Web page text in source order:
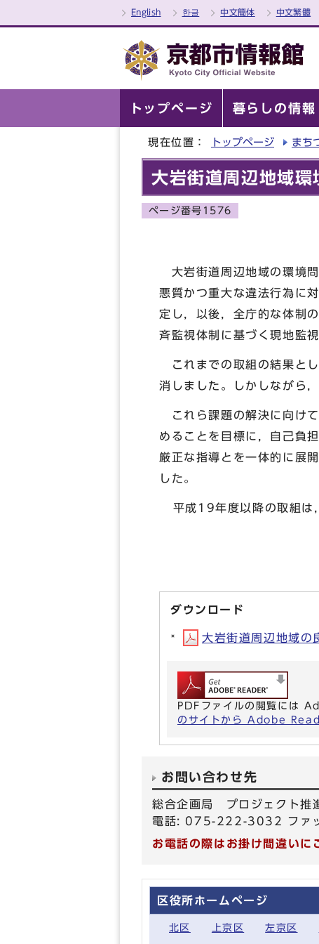
English 한글 中文簡体 中文繁體
トップページ 暮らしの情報
現在位置： トップページ まち
大岩街道周辺地域環
ページ番号1576
大岩街道周辺地域の環境
悪質かつ重大な違法行為に
定し，以後，全庁的な体制
斉監視体制に基づく現地監
これまでの取組の結果と
消しました。しかしながら
これら課題の解決に向け
めることを目標に，自己負
厳正な指導とを一体的に展
した。
平成19年度以降の取組は
ダウンロード
大岩街道周辺地域
PDFファイルの閲覧には
のサイトから Adobe
お問い合わせ先
総合企画局 プロジェクト推
電話: 075-222-3032 ファ
お電話の際はお掛け間違いに
区役所ホームページ
北区 上京区 左京区